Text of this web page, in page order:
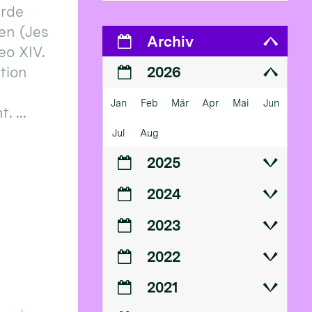
(Jes
XIV.
...
Archiv
2026
Jan Feb Mär Apr Mai Jun
Jul Aug
2025
2024
2023
2022
2021